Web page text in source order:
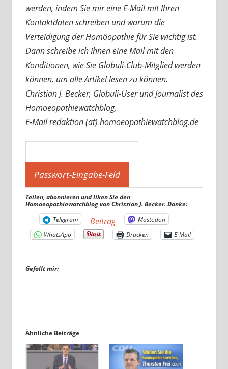
werden, indem Sie mir eine E-Mail mit Ihren
Kontaktdaten schreiben und warum die
Verteidigung der Homöopathie für Sie wichtig ist.
Dann schreibe ich Ihnen eine Mail mit den
Konditionen, wie Sie Globuli-Club-Mitglied werden
können, um alle Artikel lesen zu können.
Christian J. Becker, Globuli-User und Journalist des
Homoeopathiewatchblog,
E-Mail redaktion (at) homoeopathiewatchblog.de
Teilen, abonnieren und liken Sie den
Homoeopathiewatchblog von Christian J. Becker. Danke:
Telegram
Beitrag
Mastodon
WhatsApp
Drucken E-Mail
Gefällt mir:
Ähnliche Beiträge